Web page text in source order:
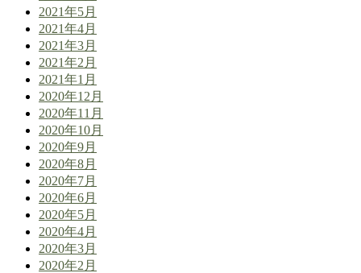
2021年5月
2021年4月
2021年3月
2021年2月
2021年1月
2020年12月
2020年11月
2020年10月
2020年9月
2020年8月
2020年7月
2020年6月
2020年5月
2020年4月
2020年3月
2020年2月